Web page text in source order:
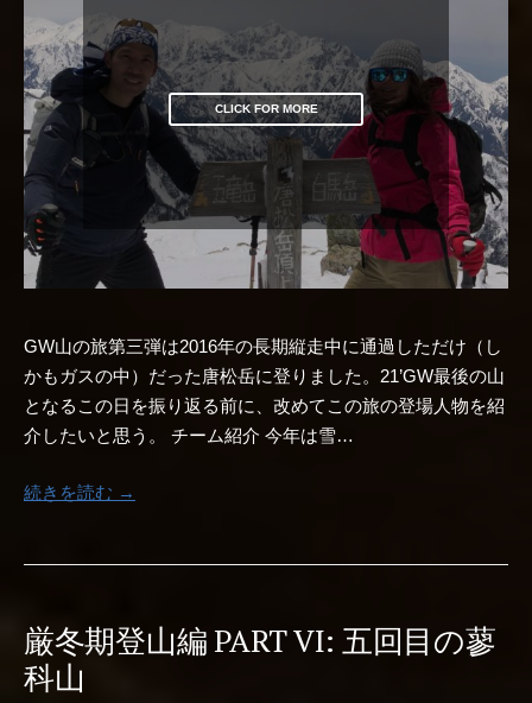
CLICK FOR MORE
GW山の旅第三弾は2016年の長期縦走中に通過しただけ（し
かもガスの中）だった唐松岳に登りました。21’GW最後の山
となるこの日を振り返る前に、改めてこの旅の登場人物を紹
介したいと思う。 チーム紹介 今年は雪…
続きを読む →
厳冬期登山編 PART VI: 五回目の蓼
科山